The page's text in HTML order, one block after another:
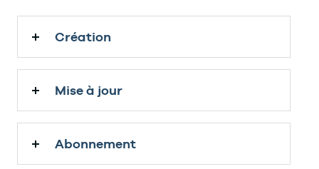
Création
Mise à jour
Abonnement